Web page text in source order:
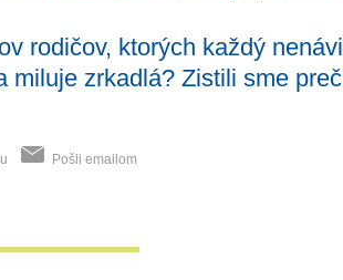
rodičov, ktorých každý
miluje zrkadlá? Zistili sme
Pošli emailom